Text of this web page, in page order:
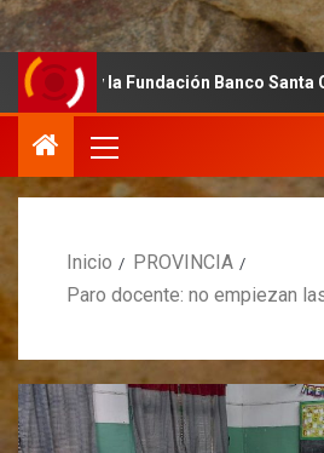
Fundación Banco Santa Cruz
Inicio
PROVINCIA
Paro docente: no empiezan